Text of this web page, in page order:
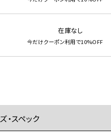
在庫なし
今だけクーポン利用で10%OFF
・スペック